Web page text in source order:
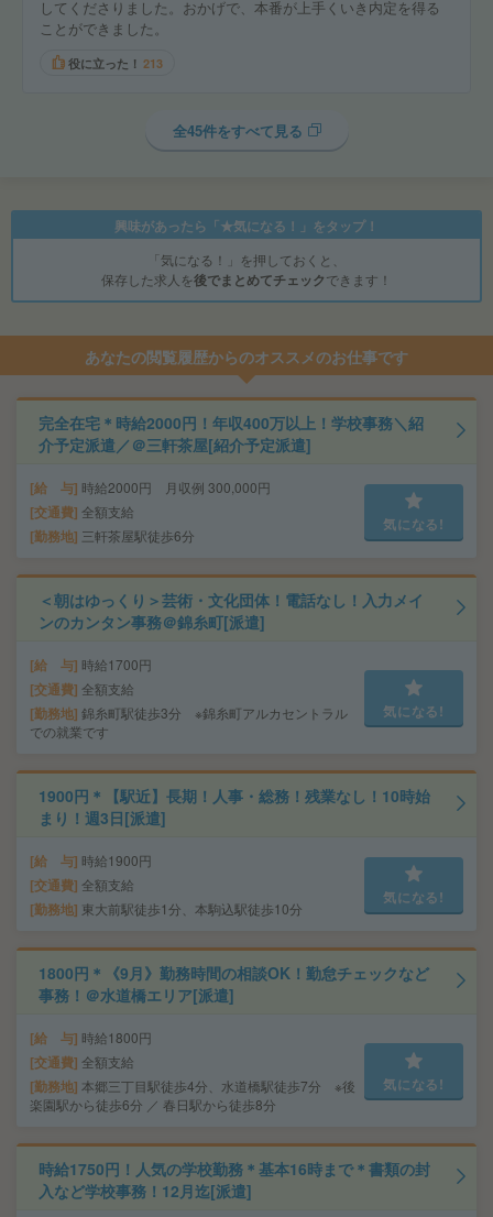
してくださりました。おかげで、本番が上手くいき内定を得る
ことができました。
役に立った！ 213
全45件をすべて見る
興味があったら「★気になる！」をタップ！
「気になる！」を押しておくと、
保存した求人を後でまとめてチェックできます！
あなたの閲覧履歴からのオススメのお仕事です
完全在宅＊時給2000円！年収400万以上！学校事務＼紹
介予定派遣／＠三軒茶屋[紹介予定派遣]
給 与 時給2000円 月収例 300,000円
交通費 全額支給
勤務地 三軒茶屋駅徒歩6分
気になる!
＜朝はゆっくり＞芸術・文化団体！電話なし！入力メイ
ンのカンタン事務＠錦糸町[派遣]
給 与 時給1700円
交通費 全額支給
勤務地 錦糸町駅徒歩3分 ※錦糸町アルカセントラル
での就業です
気になる!
1900円＊【駅近】長期！人事・総務！残業なし！10時始
まり！週3日[派遣]
給 与 時給1900円
交通費 全額支給
勤務地 東大前駅徒歩1分、本駒込駅徒歩10分
気になる!
1800円＊《9月》勤務時間の相談OK！勤怠チェックなど
事務！＠水道橋エリア[派遣]
給 与 時給1800円
交通費 全額支給
勤務地 本郷三丁目駅徒歩4分、水道橋駅徒歩7分 ※後
楽園駅から徒歩6分 ／ 春日駅から徒歩8分
気になる!
時給1750円！人気の学校勤務＊基本16時まで＊書類の封
入など学校事務！12月迄[派遣]